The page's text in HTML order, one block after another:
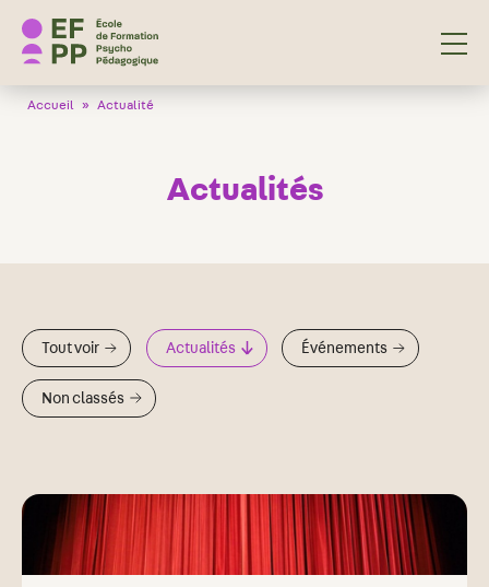
École de Formation Psycho Pédagogique
Accueil » Actualité
Actualités
Tout voir Actualités Événements
Non classés